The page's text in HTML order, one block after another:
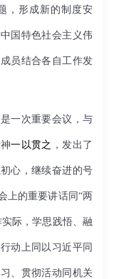
，形成新的制度安
国特色社会主义伟
员结合各自工作发
一次重要会议，与
一以贯之 ，发出了
心，继续奋进的号
上的重要讲话同“两
际，学思践悟、融
动上同以习近平同
、贯彻活动同机关